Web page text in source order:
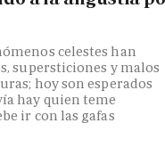
celestes han
supersticiones y malos
hoy son esperados
hay quien teme
ir con las gafas